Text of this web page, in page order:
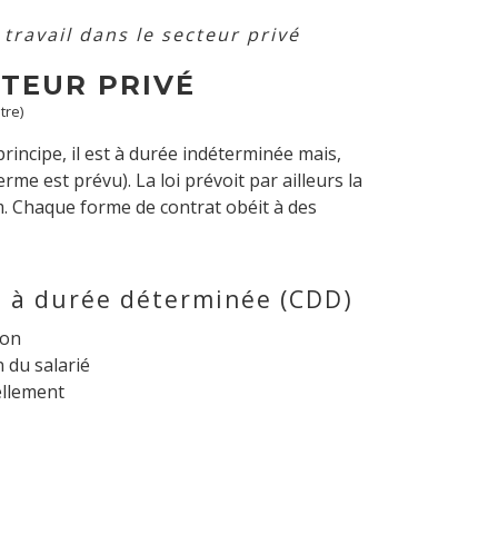
dans le secteur privé
PRIVÉ
il est à durée indéterminée mais,
est prévu). La loi prévoit par ailleurs la
Chaque forme de contrat obéit à des
durée déterminée (CDD)
du salarié